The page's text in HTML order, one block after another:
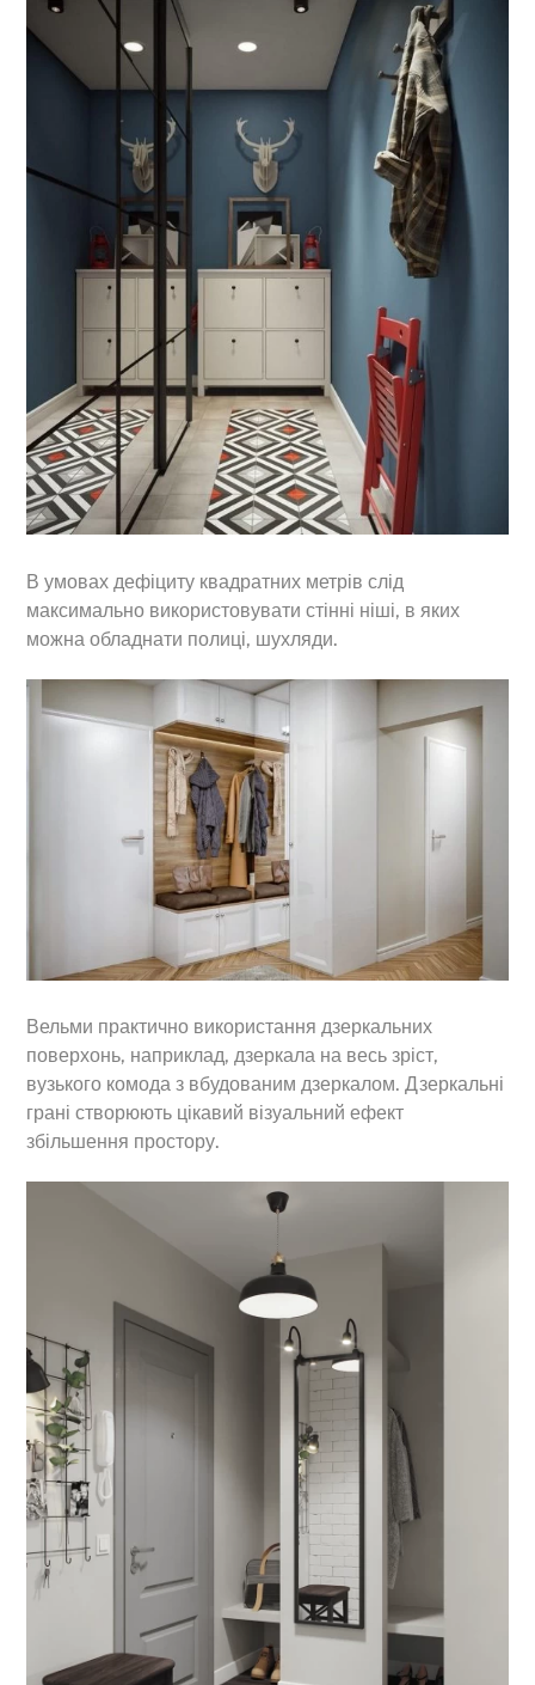
В умовах дефіциту квадратних метрів слід
максимально використовувати стінні ніші, в яких
можна обладнати полиці, шухляди.
Вельми практично використання дзеркальних
поверхонь, наприклад, дзеркала на весь зріст,
вузького комода з вбудованим дзеркалом. Дзеркальні
грані створюють цікавий візуальний ефект
збільшення простору.